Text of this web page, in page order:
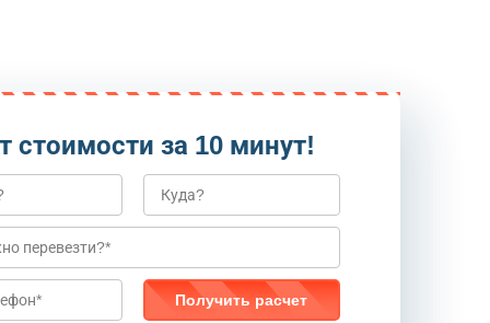
стоимости за 10 минут!